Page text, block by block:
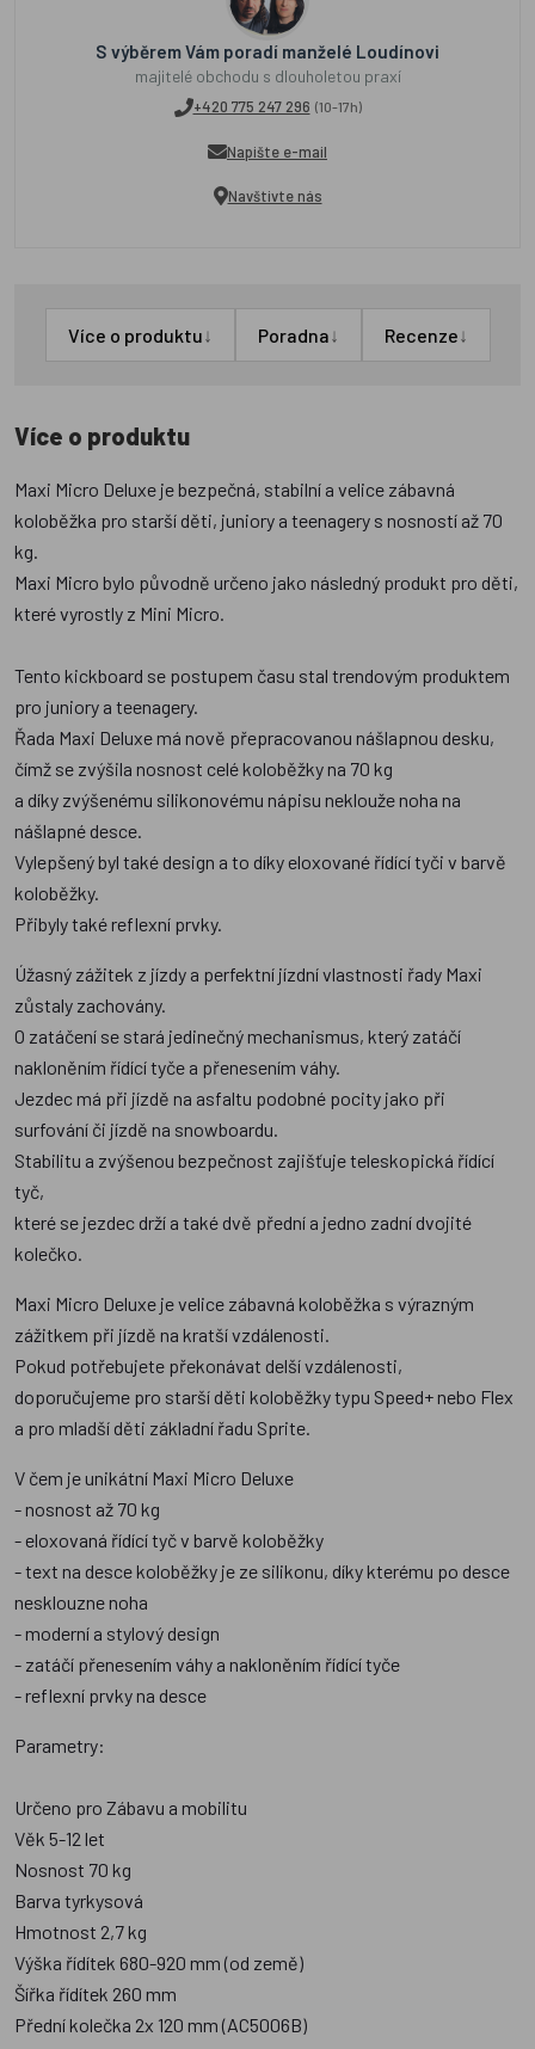
S výběrem Vám poradí manželé Loudínovi
majitelé obchodu s dlouholetou praxí
+420 775 247 296 (10-17h)
Napište e-mail
Navštivte nás
Více o produktu↓ Poradna↓ Recenze↓
Více o produktu
Maxi Micro Deluxe je bezpečná, stabilní a velice zábavná
koloběžka pro starší děti, juniory a teenagery s nosností až 70
kg.
Maxi Micro bylo původně určeno jako následný produkt pro děti,
které vyrostly z Mini Micro.
Tento kickboard se postupem času stal trendovým produktem
pro juniory a teenagery.
Řada Maxi Deluxe má nově přepracovanou nášlapnou desku,
čímž se zvýšila nosnost celé koloběžky na 70 kg
a díky zvýšenému silikonovému nápisu neklouže noha na
nášlapné desce.
Vylepšený byl také design a to díky eloxované řídící tyči v barvě
koloběžky.
Přibyly také reflexní prvky.
Úžasný zážitek z jízdy a perfektní jízdní vlastnosti řady Maxi
zůstaly zachovány.
O zatáčení se stará jedinečný mechanismus, který zatáčí
nakloněním řídící tyče a přenesením váhy.
Jezdec má při jízdě na asfaltu podobné pocity jako při
surfování či jízdě na snowboardu.
Stabilitu a zvýšenou bezpečnost zajišťuje teleskopická řídící
tyč,
které se jezdec drží a také dvě přední a jedno zadní dvojité
kolečko.
Maxi Micro Deluxe je velice zábavná koloběžka s výrazným
zážitkem při jízdě na kratší vzdálenosti.
Pokud potřebujete překonávat delší vzdálenosti,
doporučujeme pro starší děti koloběžky typu Speed+ nebo Flex
a pro mladší děti základní řadu Sprite.
V čem je unikátní Maxi Micro Deluxe
- nosnost až 70 kg
- eloxovaná řídící tyč v barvě koloběžky
- text na desce koloběžky je ze silikonu, díky kterému po desce
nesklouzne noha
- moderní a stylový design
- zatáčí přenesením váhy a nakloněním řídící tyče
- reflexní prvky na desce
Parametry:
Určeno pro Zábavu a mobilitu
Věk 5-12 let
Nosnost 70 kg
Barva tyrkysová
Hmotnost 2,7 kg
Výška řídítek 680-920 mm (od země)
Šířka řídítek 260 mm
Přední kolečka 2x 120 mm (AC5006B)